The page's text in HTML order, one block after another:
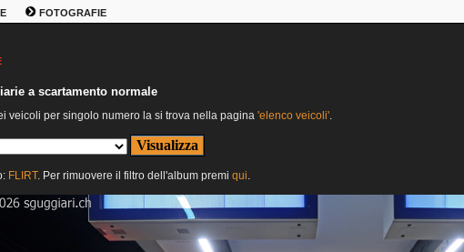
FOTOGRAFIE
a scartamento normale
veicoli per singolo numero la si trova nella pagina 'elenco veicoli'.
FLIRT. Per rimuovere il filtro dell'album premi qui.